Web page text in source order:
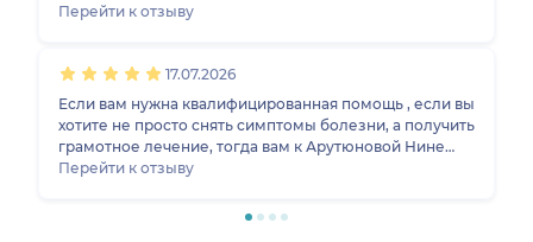
для УЗИ. В клинику на Толмачева я уже обращалась
было. Перед визитом звонили, чтобы напомнить.
Перейти к отзыву
17.07.2026
Если вам нужна квалифицированная помощь , если вы
хотите не просто снять симптомы болезни, а получить
грамотное лечение, тогда вам к Арутюновой Нине
Кимовне. Мое первое знакомство с ней произошло в
посоветовали этого замечательного доктора. Она
Перейти к отзыву